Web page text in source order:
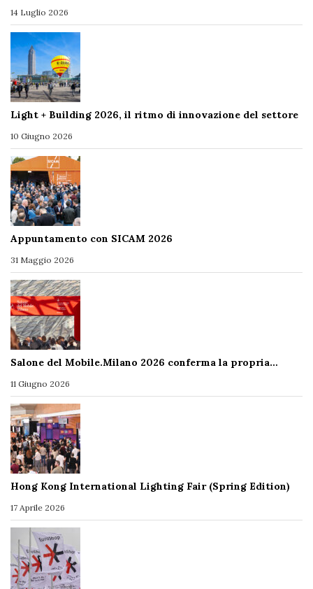
14 Luglio 2026
Light + Building 2026, il ritmo di innovazione del settore
10 Giugno 2026
Appuntamento con SICAM 2026
31 Maggio 2026
Salone del Mobile.Milano 2026 conferma la propria…
11 Giugno 2026
Hong Kong International Lighting Fair (Spring Edition)
17 Aprile 2026